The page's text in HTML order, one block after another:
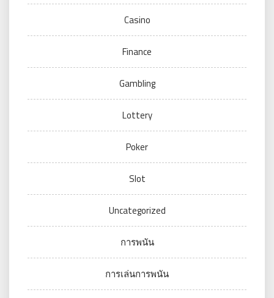
Casino
Finance
Gambling
Lottery
Poker
Slot
Uncategorized
การพนัน
การเล่นการพนัน